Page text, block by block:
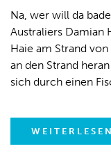
Na, wer will da
Australiers Damian
Haie am Strand
an den Strand
sich durch einen
WEITERLESEN